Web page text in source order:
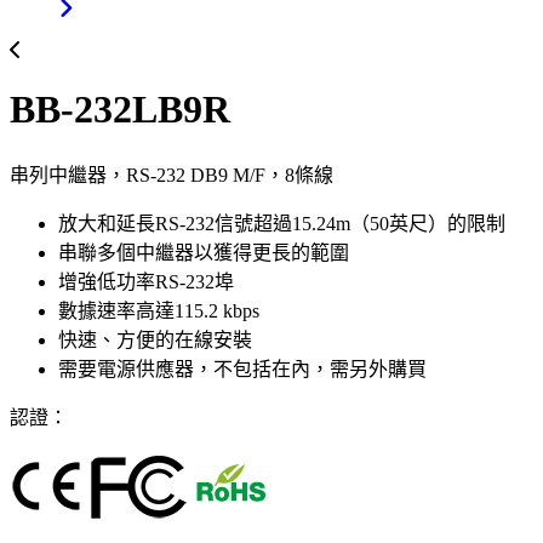
BB-232LB9R
串列中繼器，RS-232 DB9 M/F，8條線
放大和延長RS-232信號超過15.24m（50英尺）的限制
串聯多個中繼器以獲得更長的範圍
增強低功率RS-232埠
數據速率高達115.2 kbps
快速、方便的在線安裝
需要電源供應器，不包括在內，需另外購買
認證：